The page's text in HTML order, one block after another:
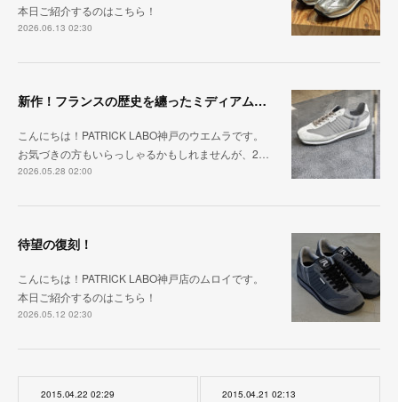
本日ご紹介するのはこちら！
2026.06.13 02:30
新作！フランスの歴史を纏ったミディアムグレー「MARATHON_CASTLE」
こんにちは！PATRICK LABO神戸のウエムラです。
お気づきの方もいらっしゃるかもしれませんが、2…
2026.05.28 02:00
待望の復刻！
こんにちは！PATRICK LABO神戸店のムロイです。
本日ご紹介するのはこちら！
2026.05.12 02:30
2015.04.22 02:29 2015.04.21 02:13